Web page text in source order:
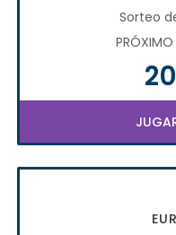
Sorteo
PRÓXIMO